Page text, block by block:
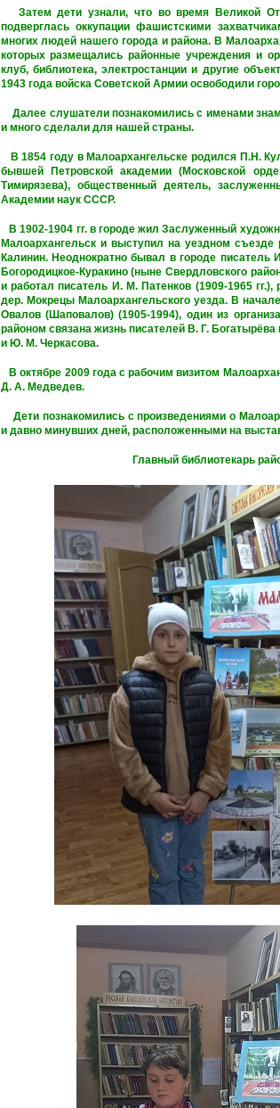
Затем дети узнали, что во время Великой
подверглась оккупации фашистскими
многих людей нашего города и района. В
которых размещались районные учреждения и
клуб, библиотека, электростанции и другие
1943 года войска Советской Армии освободили
Далее слушатели познакомились с именами
и много сделали для нашей страны.
В 1854 году в Малоархангельске родился П.Н.
бывшей Петровской академии (Московской
Тимирязева), общественный деятель,
Академии наук СССР.
В 1902-1904 гг. в городе жил Заслуженный
Малоархангельск и выступил на уездном
Калинин. Неоднократно бывал в городе писатель
Богородицкое-Куракино (ныне Свердловского
и работал писатель И. М. Патенков (1909-1965
дер. Мокрецы Малоархангельского уезда. В
Овалов (Шаповалов) (1905-1994), один из
районом связана жизнь писателей В. Г.
и Ю. М. Черкасова.
В октябре 2009 года с рабочим визитом
Д. А. Медведев.
Дети познакомились с произведениями о
и давно минувших дней, расположенными на
Главный библиотекарь